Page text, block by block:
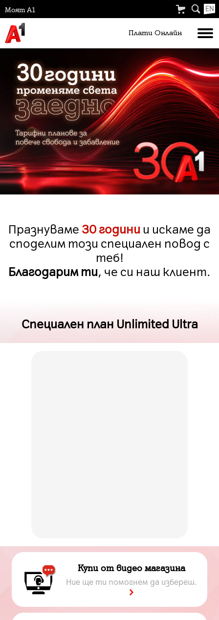
Моят А1 EN
Плати Oнлайн
Празнуваме 30 години и искаме да
споделим този специален повод с
теб!
Благодарим ти, че си наш клиент.
Специален план Unlimited Ultra
Купи от видео магазина
Ние ще ти помогнем да избереш.